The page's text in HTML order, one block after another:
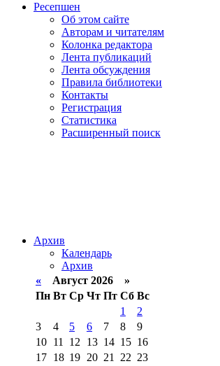
Ресепшен
Об этом сайте
Авторам и читателям
Колонка редактора
Лента публикаций
Лента обсуждения
Правила библиотеки
Контакты
Регистрация
Статистика
Расширенный поиск
Архив
Календарь
Архив
« Август 2026 »
Пн Вт Ср Чт Пт Сб Вс
1
2
3
4 5 6 7 8
9
10 11 12 13 14 15 16
17 18 19 20 21 22 23